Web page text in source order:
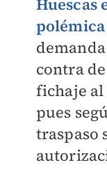
Huescas
polémica
contra
fichaje
pues
traspaso